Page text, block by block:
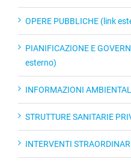
OPERE PUBBLICHE (link
PIANIFICAZIONE E
esterno)
INFORMAZIONI
STRUTTURE SANITARIE
INTERVENTI